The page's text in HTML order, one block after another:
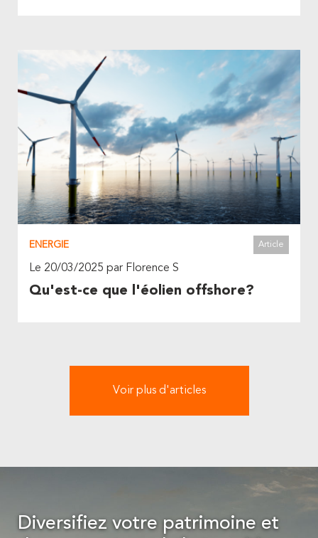
ENERGIE Article
Le 20/03/2025 par Florence S
Qu'est-ce que l'éolien offshore?
Voir plus d'articles
Diversifiez votre patrimoine et